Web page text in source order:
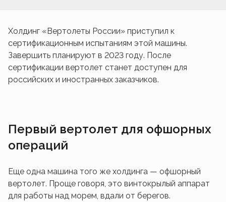
Холдинг «Вертолеты России» приступил к
сертификационным испытаниям этой машины.
Завершить планируют в 2023 году. После
сертификации вертолет станет доступен для
российских и иностранных заказчиков.
Первый вертолет для офшорных
операций
Еще одна машина того же холдинга — офшорный
вертолет. Проще говоря, это винтокрылый аппарат
для работы над морем, вдали от берегов.